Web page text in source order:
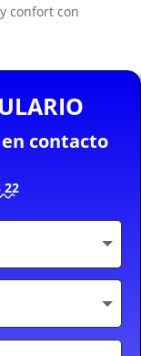
confort con
contacto
22